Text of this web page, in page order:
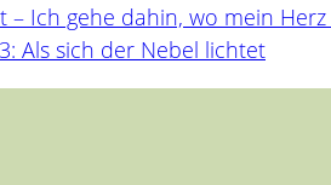
Ich gehe dahin, wo mein
Als sich der Nebel lichtet